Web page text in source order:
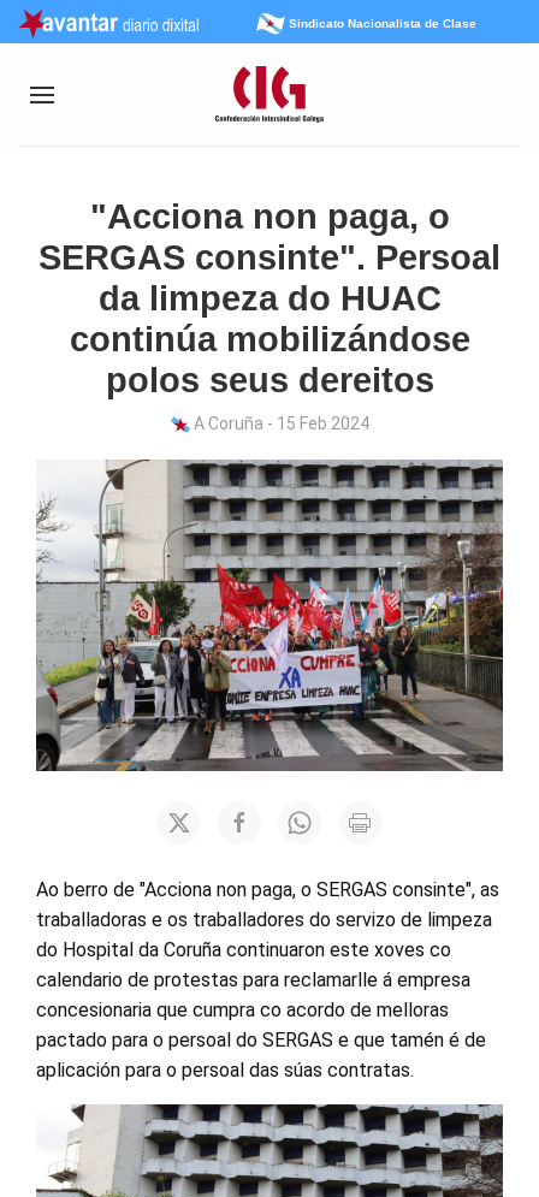
Sindicato Nacionalista de Clase
"Acciona non paga, o
SERGAS consinte". Persoal
da limpeza do HUAC
continúa mobilizándose
polos seus dereitos
A Coruña - 15 Feb 2024
Ao berro de "Acciona non paga, o SERGAS consinte", as
traballadoras e os traballadores do servizo de limpeza
do Hospital da Coruña continuaron este xoves co
calendario de protestas para reclamarlle á empresa
concesionaria que cumpra co acordo de melloras
pactado para o persoal do SERGAS e que tamén é de
aplicación para o persoal das súas contratas.